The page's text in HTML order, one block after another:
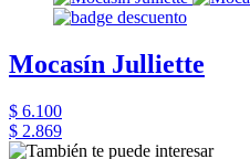
Mocasín Julliette
$ 6.100
$ 2.869